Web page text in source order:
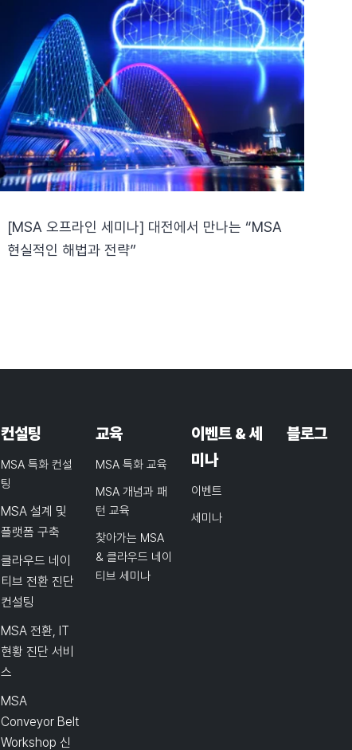
[MSA 오프라인 세미나] 대전에서 만나는 “MSA
현실적인 해법과 전략”
컨설팅
MSA 특화 컨설
팅
MSA 설계 및
플랫폼 구축
클라우드 네이
티브 전환 진단
컨설팅
MSA 전환, IT
현황 진단 서비
스
MSA
Conveyor Belt
Workshop 신
교육
MSA 특화 교육
MSA 개념과 패
턴 교육
찾아가는 MSA
& 클라우드 네이
티브 세미나
이벤트 & 세
미나
이벤트
세미나
블로그